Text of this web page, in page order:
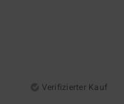
Verifizierter Kauf